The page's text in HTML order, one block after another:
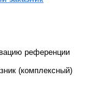
референции
(комплексный)